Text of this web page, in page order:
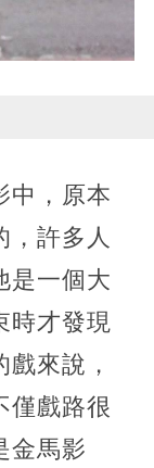
中，原本
，許多人
是一個大
時才發現
來說，
僅戲路很
金馬影